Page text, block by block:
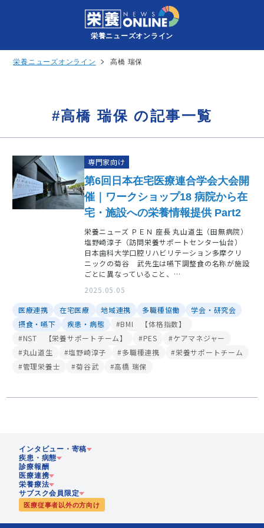
栄養ニューズオンライン
栄養ニューズオンライン 高橋 瑞保
#高橋 瑞保 の記事一覧
専門家向け
第6回日本在宅医療連合学会大会開
催｜ワークショップ18 病院から在
宅・施設への栄養情報提供 Part2
栄養ニューズ ＰＥＮ 座長 丸山道生（田無病院）
塩野崎淳子（訪問栄養サポートセンター仙台）
日本歯科大学口腔リハビリテーション多摩クリ
ニックの菊谷 武先生は嚥下調整食の名称が施設
ごとに異なっていること、…
2025.05.05
医療連携
在宅医療 地域連携 多職種協働
学会・研究会
摂食・嚥下
疾患・病態
#BMI 【体格指数】
#NST 【栄養サポートチーム】
#PES
#ケアマネジャー
#丸山道生
#塩野崎淳子 #多職種連携
#栄養サポートチーム
#管理栄養士
#菊谷武 #高橋 瑞保
インタビュー・寄稿
歴史
疾患・病態
診療報酬
医療連携
在宅医療
多職種協働
栄養療法
サブスク会員限定
医療従事者以外の方向け